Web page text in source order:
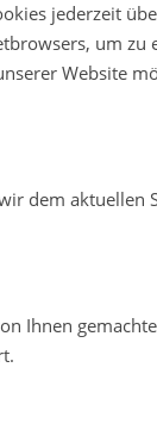
jederzeit
um zu
Website
dem aktuellen
Ihnen